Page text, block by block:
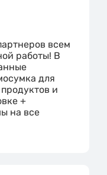
всем
работы! В
для
и
+
на все